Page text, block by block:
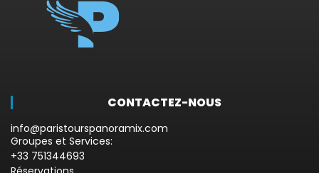
CONTACTEZ-NOUS
info@paristourspanoramix.com
Groupes et Services:
+33 751344693